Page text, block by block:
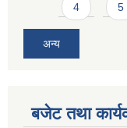
4 5
अन्य
बजेट तथा